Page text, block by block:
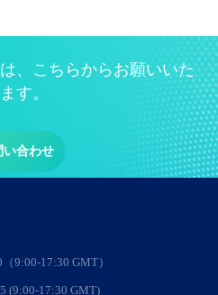
、こちらからお願いいた
す。
い合わせ
9:00-17:30 GMT）
(9:00-17:30 GMT)